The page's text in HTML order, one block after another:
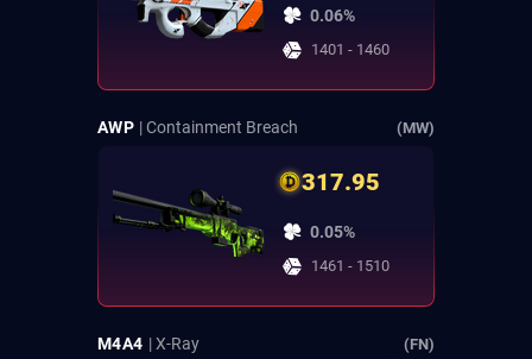
0.06%
1401 - 1460
AWP | Containment Breach (MW)
317.95
0.05%
1461 - 1510
M4A4 | X-Ray (FN)